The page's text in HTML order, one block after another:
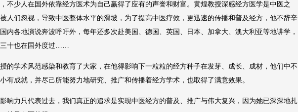
不少人在国外依靠经方医术为自己赢得了应有的声誉和财富。黄煌教授深感经方医学是中医之
人们忽视，导致中医整体水平的滑坡，为了提高中医疗效，更迅速的传播和普及经方，他不辞辛
内各地演说奔波呼吁外，每年还多次赴美国、德国、英国、日本、加拿大、澳大利亚等地讲学，
三十也在国外度过……
学术风范感染和教育了大家，在他得影响下一粒粒的经方种子在发芽、成长、成材，他们中不
有成就，并尽己所能努力地研究、推广和传播着经方学术，也取得了满意效果。
力只代表过去，我们真正的追求是实现中医经方的普及、推广与伟大复兴，因为她已深深地扎